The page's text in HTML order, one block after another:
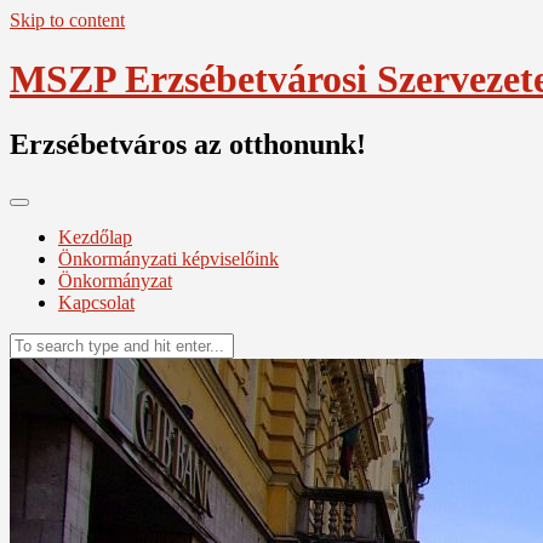
Skip to content
MSZP Erzsébetvárosi
Erzsébetváros az otthonunk!
Kezdőlap
Önkormányzati képviselőink
Önkormányzat
Kapcsolat